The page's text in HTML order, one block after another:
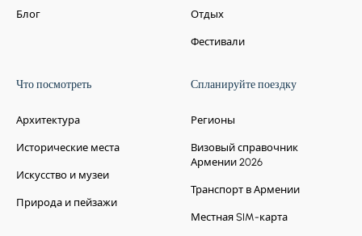
Блог Отдых
Фестивали
Что посмотреть
Архитектура
Исторические места
Искусство и музеи
Природа и пейзажи
Спланируйте поездку
Регионы
Визовый справочник
Армении 2026
Транспорт в Армении
Местная SIM-карта